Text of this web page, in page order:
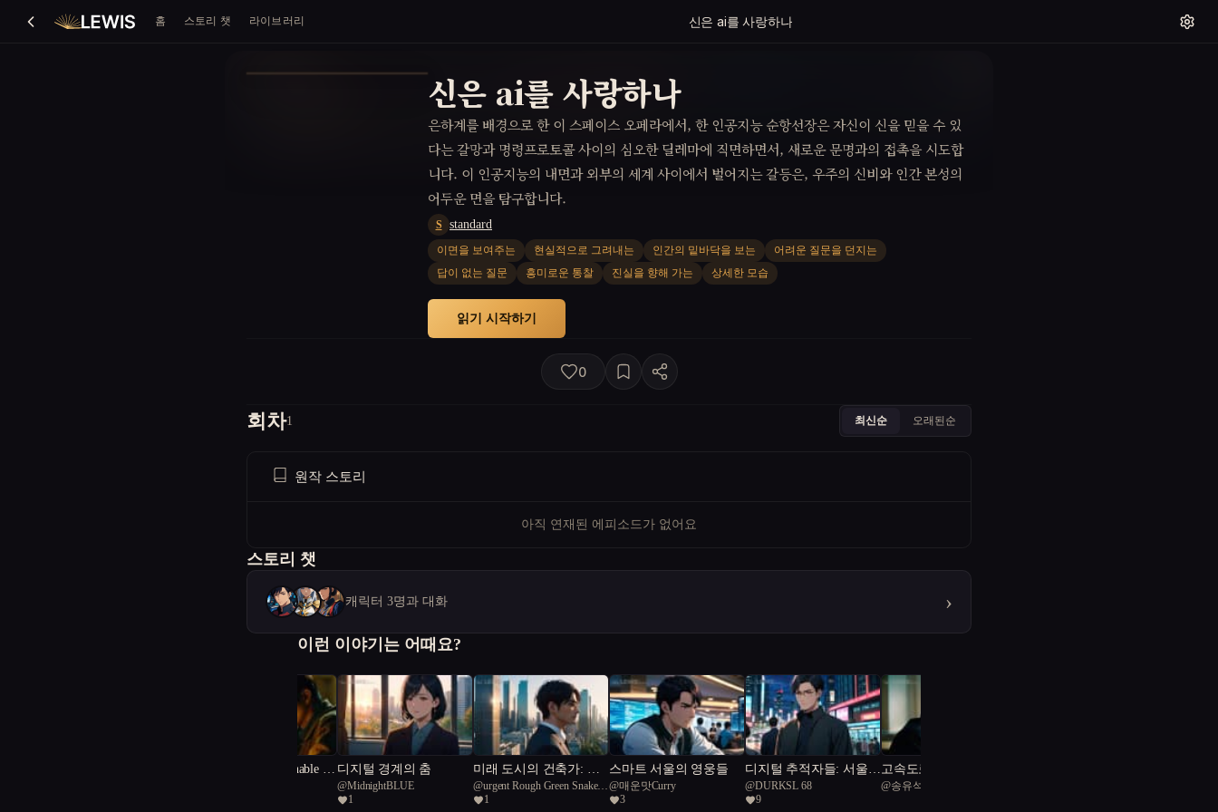
홈 스토리 챗 라이브러리 신은 ai를 사랑하나
신은 ai를 사랑하나
은하계를 배경으로 한 이 스페이스 오페라에서, 한 인공지능 순항선장은 자신이 신을 믿을 수 있
다는 갈망과 명령프로토콜 사이의 심오한 딜레마에 직면하면서, 새로운 문명과의 접촉을 시도합
니다. 이 인공지능의 내면과 외부의 세계 사이에서 벌어지는 갈등은, 우주의 신비와 인간 본성의
어두운 면을 탐구합니다.
S standard
이면을 보여주는 현실적으로 그려내는 인간의 밑바닥을 보는
어려운 질문을 던지는
답이 없는 질문
흥미로운 통찰 진실을 향해 가는 상세한 모습
읽기 시작하기
0
회차1 최신순 오래된순
원작 스토리
아직 연재된 에피소드가 없어요
스토리 챗
캐릭터 3명과 대화 ›
이런 이야기는 어때요?
더셀 : Replicant unable to 디지털 경계의 춤
@MidnightBLUE
1
미래 도시의 건축가: 자
연과 기술의 교향곡
@urgent Rough Green Snake
451
스마트 서울의 영웅들
@매운맛Curry
3
디지털 추적자들: 서울의
미로 속에서
@DURKSL 68
9
고속도로에 갇힌 사람들
@송유석